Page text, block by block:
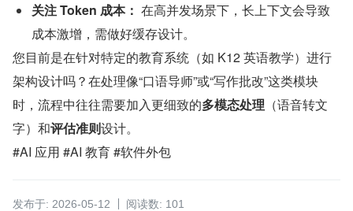
关注 Token 成本： 在高并发场景下，长上下文会导致
成本激增，需做好缓存设计。
您目前是在针对特定的教育系统（如 K12 英语教学）进行
架构设计吗？在处理像“口语导师”或“写作批改”这类模块
时，流程中往往需要加入更细致的多模态处理 （语音转文
字）和评估准则设计。
#AI 应用 #AI 教育 #软件外包
发布于: 2026-05-12 阅读数: 101